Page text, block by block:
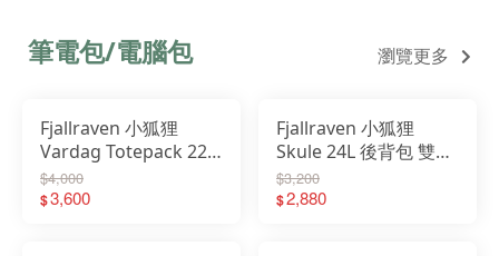
筆電包/電腦包 瀏覽更多
Fjallraven 小狐狸
Vardag Totepack 22L
16吋筆電夾層背包
23200341
$4,000
$3,600
Fjallraven 小狐狸
Skule 24L 後背包 雙肩
包 15吋電腦包
23200335
$3,200
$2,880